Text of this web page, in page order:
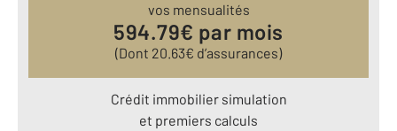
vos mensualités
594.79€ par mois
(Dont 20.63€ d’assurances)
Crédit immobilier simulation
et premiers calculs